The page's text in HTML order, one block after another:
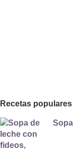
Recetas populares